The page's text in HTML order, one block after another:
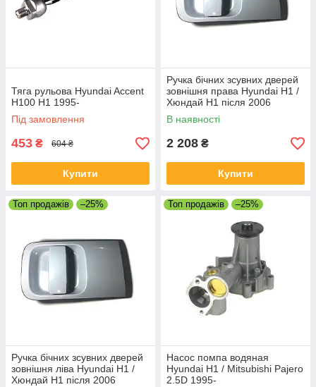
Тяга рульова Hyundai Accent
H100 H1 1995-
Під замовлення
453 ₴ 604 ₴
Купити
Ручка бічних зсувних дверей
зовнішня права Hyundai H1 /
Хюндай H1 після 2006
В наявності
2 208 ₴
Купити
Топ продажів –25%
Ручка бічних зсувних дверей
зовнішня ліва Hyundai H1 /
Хюндай H1 після 2006
Топ продажів –25%
Насос помпа водяная
Hyundai H1 / Mitsubishi Pajero
2.5D 1995-